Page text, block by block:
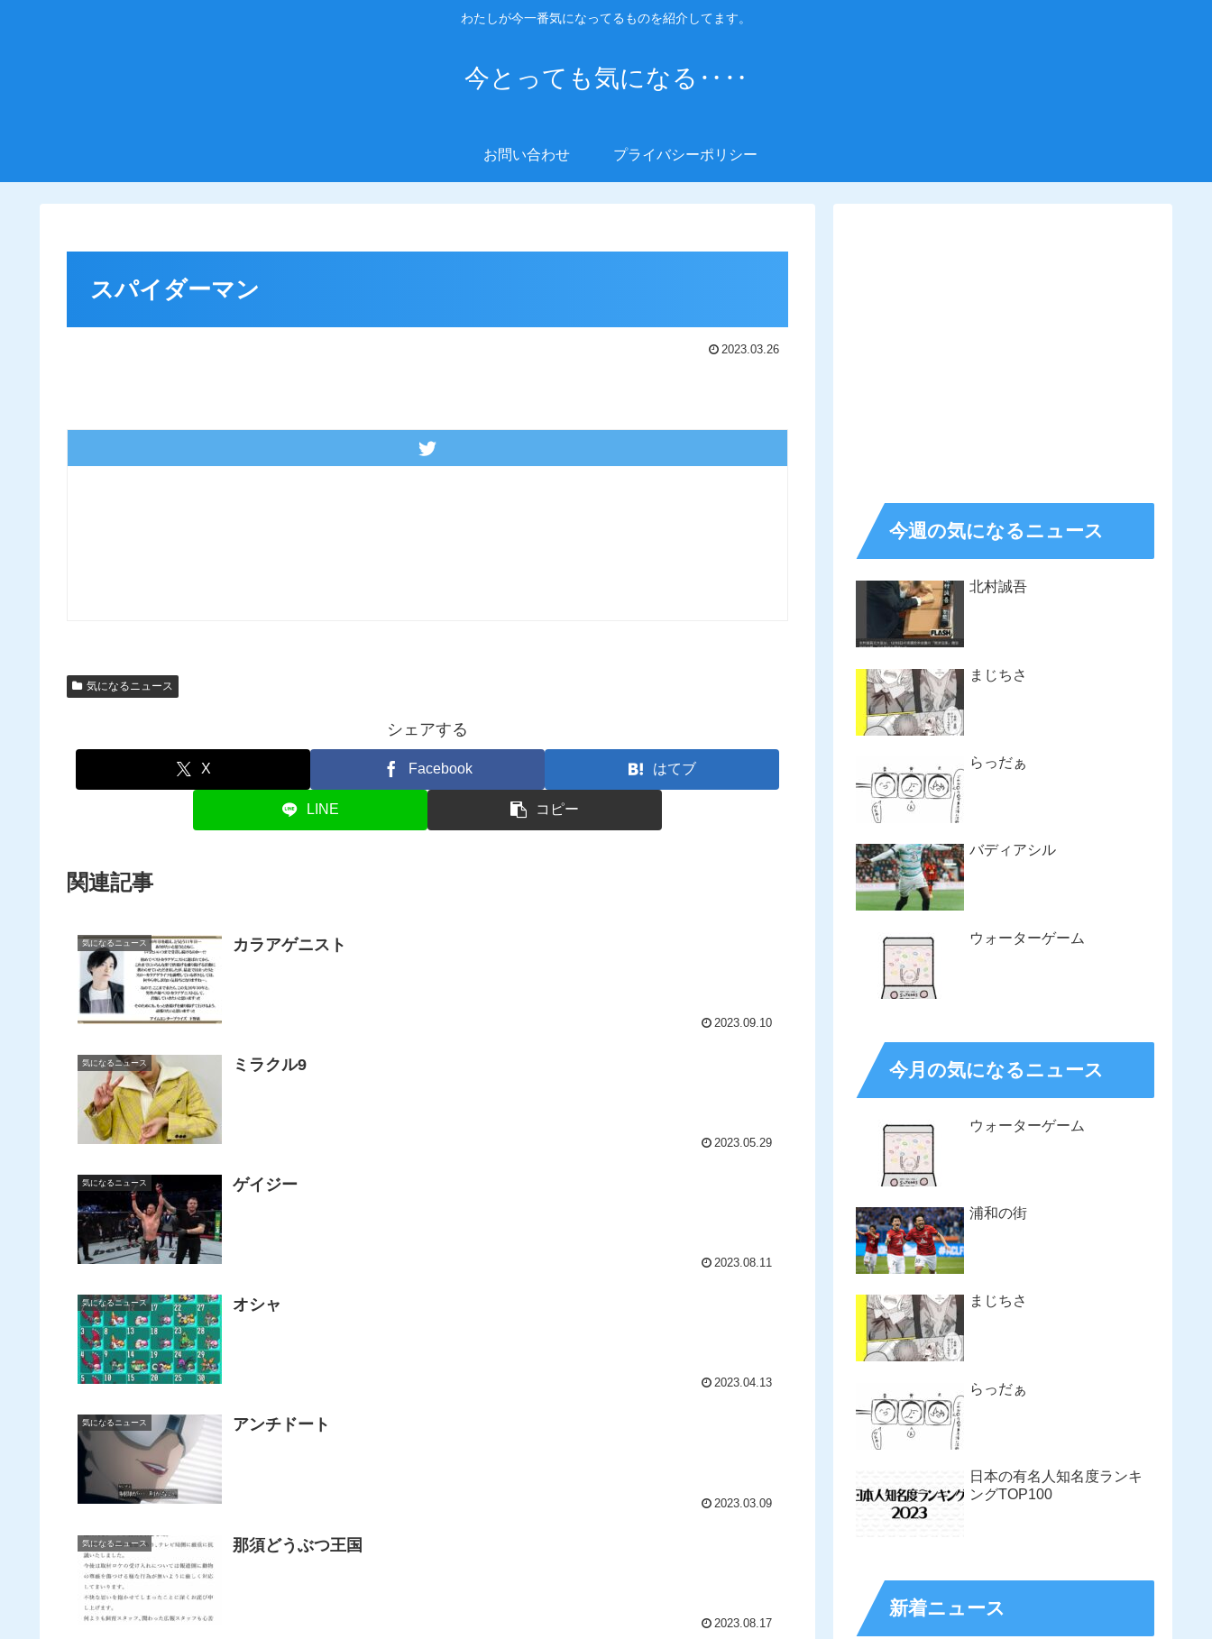
わたしが今一番気になってるものを紹介してます。
今とっても気になる‥‥
お問い合わせ プライバシーポリシー
スパイダーマン
2023.03.26
気になるニュース
シェアする
X Facebook はてブ
LINE コピー
関連記事
気になるニュース カラアゲニスト
2023.09.10
気になるニュース ミラクル9
2023.05.29
気になるニュース ゲイジー
2023.08.11
気になるニュース オシャ
2023.04.13
気になるニュース アンチドート
2023.03.09
気になるニュース 那須どうぶつ王国
2023.08.17
今週の気になるニュース
北村誠吾
まじちさ
らっだぁ
バディアシル
ウォーターゲーム
今月の気になるニュース
ウォーターゲーム
浦和の街
まじちさ
らっだぁ
日本の有名人知名度ランキ
ングTOP100
新着ニュース